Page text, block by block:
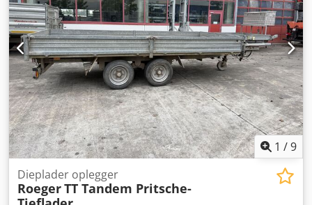
mm lang, beladen laadhoge ca. 890 mm, 24 sjorogen elk 10
t, 12 rongpotten in het buitenframe, oprijplaten (ca. 3.100
x 750 mm), klimstrip aan de buitenzijde van de oprijplaten
en achterafschuining, oprijplaten zijdelings verstelbaar,
houten vloer 68 mm dik, opbergkist met deksel voor
span(r)kettingen of sjorbanden, contourmarkering volgens
voorschrift, zwaailicht, voertuig dompelbad-geload
verzinkt, -- Drukfouten, vergissingen en wijzigingen
voorbehouden, voorbeeldfoto’s --, Meer gegevens onder: !,
Meer details: ! Cjdpszr Sadefx Aitjrf
1 /9
Dieplader oplegger
RoegerTT Tandem Pritsche-